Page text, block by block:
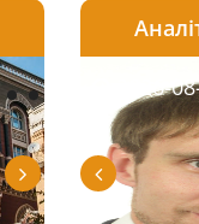
2026-08-06
2026-